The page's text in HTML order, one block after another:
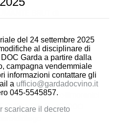
SPUMANTE BRUT
BRUT di @seiterre
EXTRA DRY di
BRUT ROSE’ @collimorenici
EXTRA BRUT METODO
del 24 settembre 2025
al disciplinare di
Garda a partire dalla
campagna vendemmiale
informazioni contattare gli
a ufficio@gardadocvino.it
045-5545857.
scaricare il decreto